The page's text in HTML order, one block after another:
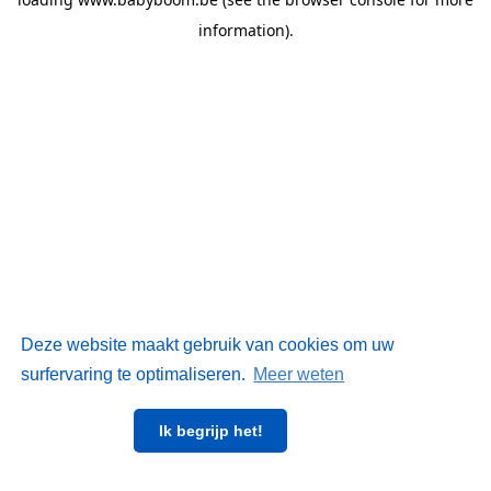
Deze website maakt gebruik van cookies om uw
surfervaring te optimaliseren. Meer weten
Ik begrijp het!
information).